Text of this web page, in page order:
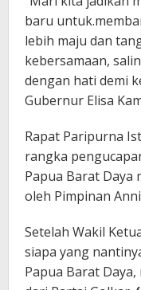
baru
lebih maju dan
kebersamaan,
dengan hati demi
Gubernur Elisa
Rapat Paripurna
rangka
Papua Barat Daya
oleh Pimpinan
Setelah Wakil
siapa yang
Papua Barat